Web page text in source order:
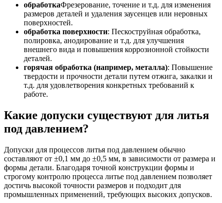
обработкаФрезерование, точение и т.д. для изменения
размеров деталей и удаления заусенцев или неровных
поверхностей.
обработка поверхности: Пескоструйная обработка,
полировка, анодирование и т.д. для улучшения
внешнего вида и повышения коррозионной стойкости
деталей.
горячая обработка (например, металла): Повышение
твердости и прочности детали путем отжига, закалки и
т.д. для удовлетворения конкретных требований к
работе.
Какие допуски существуют для литья
под давлением?
Допуски для процессов литья под давлением обычно
составляют от ±0,1 мм до ±0,5 мм, в зависимости от размера и
формы детали. Благодаря точной конструкции формы и
строгому контролю процесса литье под давлением позволяет
достичь высокой точности размеров и подходит для
промышленных применений, требующих высоких допусков.